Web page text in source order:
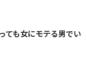
ても女にモテる男でい